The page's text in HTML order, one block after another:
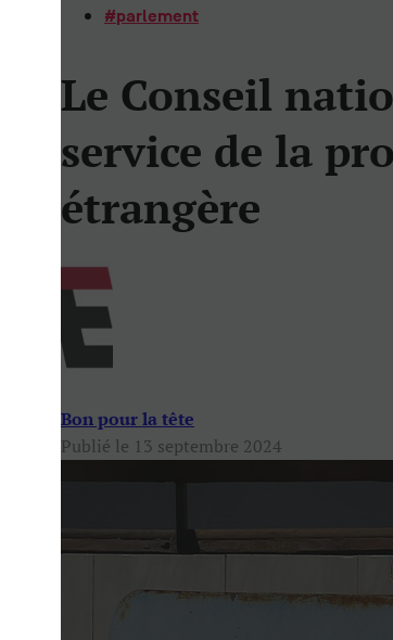
#parlement
Le Conseil
service de la
étrangère
Bon pour la tête
Publié le 13 septembre 2024